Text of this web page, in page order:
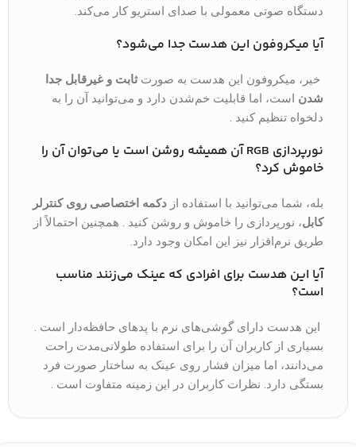
دستگاه صوتی معمولی با صدای استریو کار می‌کند.
آیا میکروفون این هدست جدا می‌شود؟
خیر، میکروفون این هدست به صورتثابت و غیرقابل جدا
شدن است، اما قابلیت خم‌شدن دارد و می‌توانید آن را به
دلخواه تنظیم کنید .
نورپردازی RGB آن همیشه روشن است یا می‌توان آن را
خاموش کرد؟
بله، شما می‌توانید با استفاده از دکمه اختصاصی روی کنترلر
کابل، نورپردازی را خاموش و روشن کنید . همچنین احتمالاً از
طریق نرم‌افزار نیز این امکان وجود دارد.
آیا این هدست برای افرادی که عینک می‌زنند مناسب
است؟
این هدست دارای گوشی‌های نرم با پدهای حافظه‌دار است .
بسیاری از کاربران آن را برای استفاده طولانی‌مدت راحت
می‌دانند، اما میزان فشار روی عینک به ساختار صورت فرد
بستگی دارد. نظرات کاربران در این زمینه متفاوت است .